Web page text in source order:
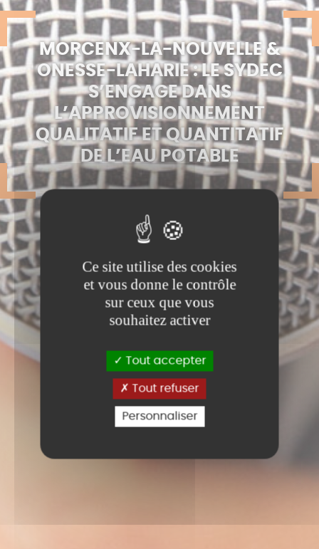
Ce site utilise des cookies
et vous donne le contrôle
sur ceux que vous
souhaitez activer
Tout accepter
Tout refuser
Personnaliser
MORCENX-LA-NOUVELLE &
ONESSE-LAHARIE : LE SYDEC
S’ENGAGE DANS
L’APPROVISIONNEMENT
QUALITATIF ET QUANTITATIF
DE L’EAU POTABLE